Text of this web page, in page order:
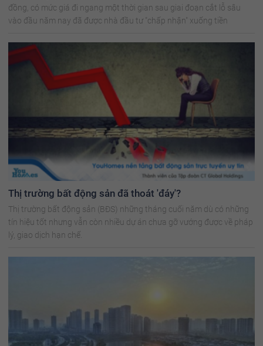
đồng, có mức giá đi ngang một thời gian sau giai đoạn cắt lỗ sâu
vào đầu năm nay đã được nhà đầu tư "chấp nhận" xuống tiền
Thị trường bất động sản đã thoát 'đáy'?
Thị trường bất động sản (BĐS) những tháng cuối năm dù có những
tín hiệu tốt nhưng vẫn còn nhiều dự án chưa gỡ vướng được về pháp
lý, giao dịch hạn chế.